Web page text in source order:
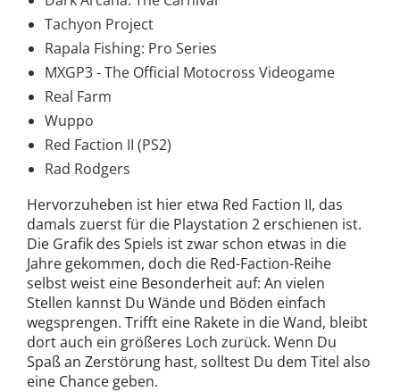
Tachyon Project
Rapala Fishing: Pro Series
MXGP3 - The Official Motocross Videogame
Real Farm
Wuppo
Red Faction II (PS2)
Rad Rodgers
Hervorzuheben ist hier etwa Red Faction II, das
damals zuerst für die Playstation 2 erschienen ist.
Die Grafik des Spiels ist zwar schon etwas in die
Jahre gekommen, doch die Red-Faction-Reihe
selbst weist eine Besonderheit auf: An vielen
Stellen kannst Du Wände und Böden einfach
wegsprengen. Trifft eine Rakete in die Wand, bleibt
dort auch ein größeres Loch zurück. Wenn Du
Spaß an Zerstörung hast, solltest Du dem Titel also
eine Chance geben.